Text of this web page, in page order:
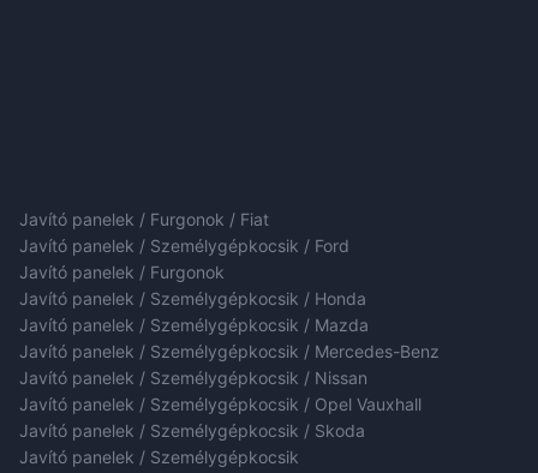
Javító panelek / Furgonok / Fiat
Javító panelek / Személygépkocsik / Ford
Javító panelek / Furgonok
Javító panelek / Személygépkocsik / Honda
Javító panelek / Személygépkocsik / Mazda
Javító panelek / Személygépkocsik / Mercedes-Benz
Javító panelek / Személygépkocsik / Nissan
Javító panelek / Személygépkocsik / Opel Vauxhall
Javító panelek / Személygépkocsik / Skoda
Javító panelek / Személygépkocsik